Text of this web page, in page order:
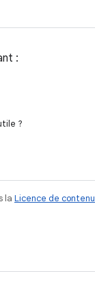
:
?
la Licence de contenu